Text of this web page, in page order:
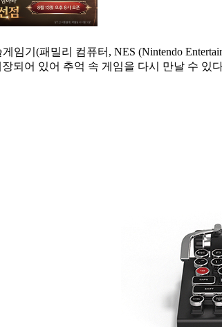
임기(패밀리 컴퓨터, NES (Nintendo
되어 있어 추억 속 게임을 다시 만날 수 있